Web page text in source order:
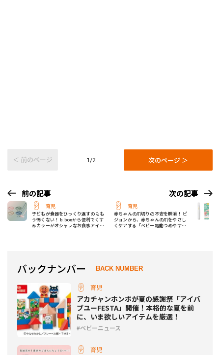
＜ 前のページ 1/2 次のページ ＞
前の記事
育児
子どもが食器をひっくり返すのもも
う怖くない！ b.boxから便利でくす
みカラーがオシャレなお食事アイテ
次の記事
育児
赤ちゃんの爪切りの不安を解消！ ピ
ジョンから、赤ちゃんの爪をやさし
くケアする「ベビー電動つめやす
バックナンバー BACK NUMBER
育児
アカチャンホンポが夏の感謝祭「アイバ
ブユーFESTA」開催！本格的な夏を前
に、いま欲しいアイテムを厳選！
ベビーニュース
育児